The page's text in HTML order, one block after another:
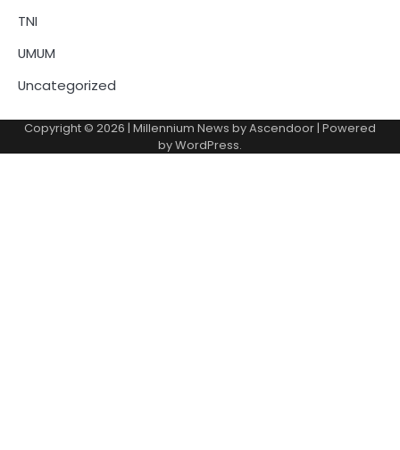
TNI
UMUM
Uncategorized
Copyright © 2026 | Millennium News byAscendoor | Powered
byWordPress.